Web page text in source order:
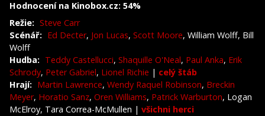
Hodnocení na Kinobox.cz: 54%
Režie: Steve Carr
Scénář: Ed Decter, Jon Lucas, Scott Moore, William Wolff, Bill
Wolff
Hudba: Teddy Castellucci, Shaquille O'Neal, Paul Anka, Erik
Schrody, Peter Gabriel, Lionel Richie | celý štáb
Hrají: Martin Lawrence, Wendy Raquel Robinson, Breckin
Meyer, Horatio Sanz, Oren Williams, Patrick Warburton, Logan
McElroy, Tara Correa-McMullen | všichni herci